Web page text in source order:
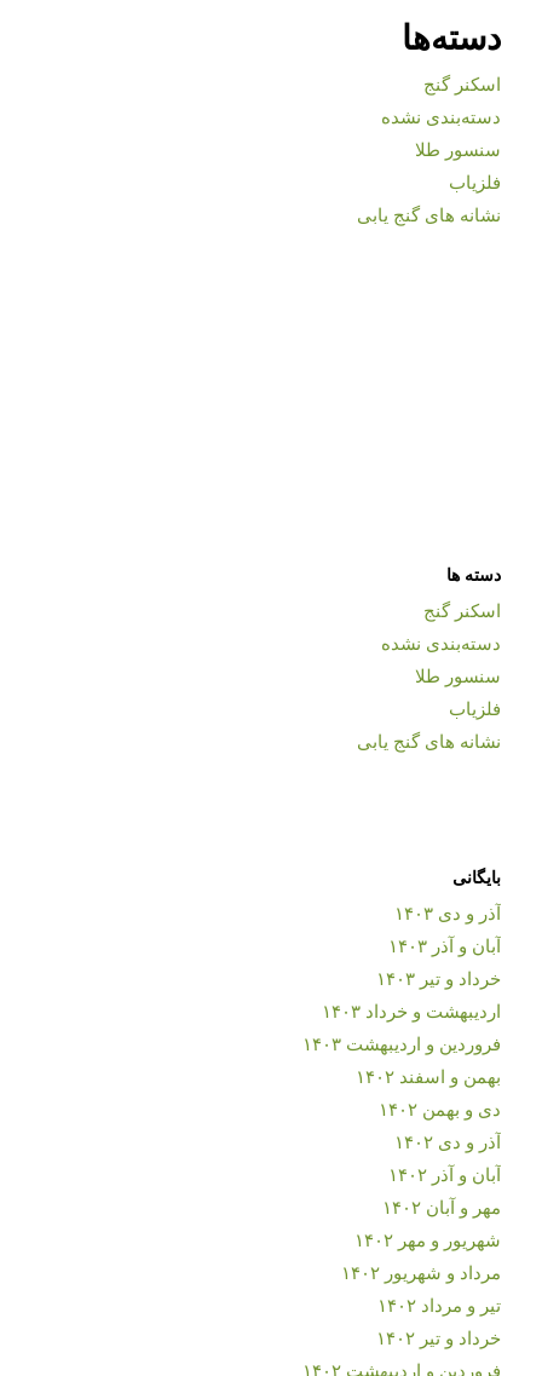
دسته‌ها
اسکنر گنج
دسته‌بندی نشده
سنسور طلا
فلزیاب
نشانه های گنج یابی
دسته ها
اسکنر گنج
دسته‌بندی نشده
سنسور طلا
فلزیاب
نشانه های گنج یابی
بایگانی
آذر و دی ۱۴۰۳
آبان و آذر ۱۴۰۳
خرداد و تیر ۱۴۰۳
اردیبهشت و خرداد ۱۴۰۳
فروردین و اردیبهشت ۱۴۰۳
بهمن و اسفند ۱۴۰۲
دی و بهمن ۱۴۰۲
آذر و دی ۱۴۰۲
آبان و آذر ۱۴۰۲
مهر و آبان ۱۴۰۲
شهریور و مهر ۱۴۰۲
مرداد و شهریور ۱۴۰۲
تیر و مرداد ۱۴۰۲
خرداد و تیر ۱۴۰۲
فروردین و اردیبهشت ۱۴۰۲